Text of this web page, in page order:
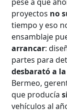
proyectos no
tiempo y eso
ensamblaje
arrancar:
partes para
desbarató a
Bermeo,
que producía
vehículos al